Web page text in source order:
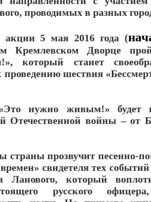
проводимых в разных
акции 5 мая 2016 года (
Кремлевском Дворце
который станет
проведению шествия
«Это нужно живым!» будет
Отечественной войны – от
страны прозвучит песенно-
свидетеля тех событий
Ланового, который
русского